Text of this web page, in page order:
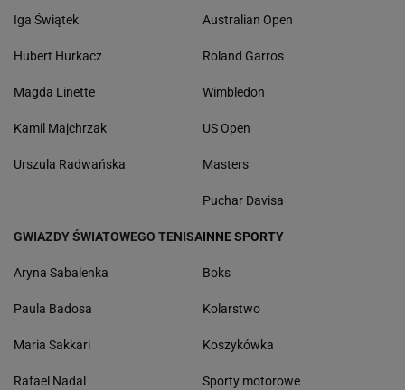
Iga Świątek
Hubert Hurkacz
Magda Linette
Kamil Majchrzak
Urszula Radwańska
Australian Open
Roland Garros
Wimbledon
US Open
Masters
Puchar Davisa
GWIAZDY ŚWIATOWEGO TENISA
Aryna Sabalenka
Paula Badosa
Maria Sakkari
Rafael Nadal
INNE SPORTY
Boks
Kolarstwo
Koszykówka
Sporty motorowe